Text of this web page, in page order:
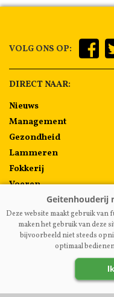
VOLG ONS OP:
DIRECT NAAR:
Nieuws
Management
Gezondheid
Lammeren
Fokkerij
Voeren
Algemeen
Melkprijzen
Deze website maakt gebruik van
maken het gebruik van deze
bijvoorbeeld niet steeds
optimaal